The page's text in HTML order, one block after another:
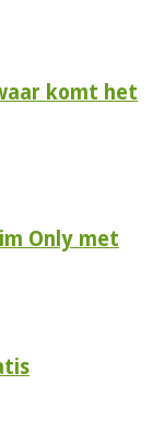
komt het
Only met